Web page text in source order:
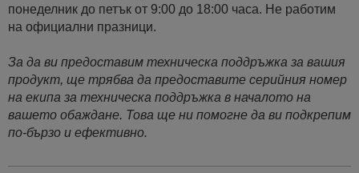
понеделник до петък от 9:00 до 18:00 часа. Не работим
на официални празници.
За да ви предоставим техническа поддръжка за вашия
продукт, ще трябва да предоставите серийния номер
на екипа за техническа поддръжка в началото на
вашето обаждане. Това ще ни помогне да ви подкрепим
по-бързо и ефективно.